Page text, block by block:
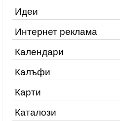
Идеи
Интернет реклама
Календари
Калъфи
Карти
Каталози